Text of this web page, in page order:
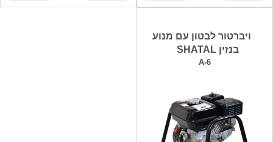
ויברטור לבטון עם מנוע
בנזין SHATAL
A-6